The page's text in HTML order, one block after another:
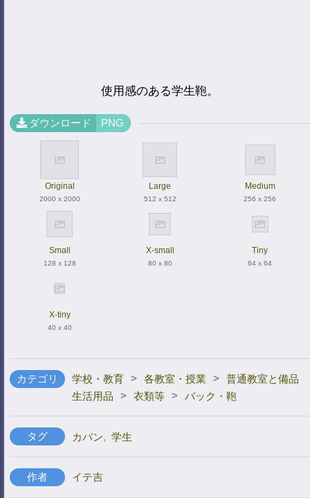
使用感のある学生鞄。
ダウンロード PNG
Original
2000 x 2000
Large
512 x 512
Medium
256 x 256
Small
128 x 128
X-small
80 x 80
Tiny
64 x 64
X-tiny
40 x 40
カテゴリ 学校・教育 > 各教室・授業 > 普通教室と備品
生活用品
> 衣類等 > バック・鞄
タグ カバン, 学生
作者 イテ吉